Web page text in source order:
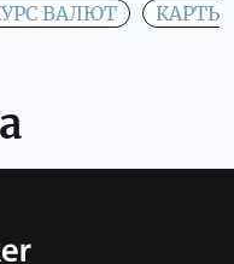
ВАЛЮТ КАРТЫ